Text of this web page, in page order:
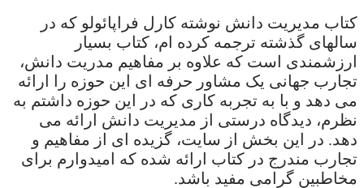
کتاب مدیریت دانش نوشته کارل فراپائولو که در
سالهای گذشته ترجمه کرده ام، کتاب بسیار
ارزشمندی است که علاوه بر مفاهیم مدریت دانش،
تجارب جهانی یک مشاور حرفه ای این حوزه را ارائه
می دهد و با به تجربه کاری که در این حوزه داشتم به
نظرم، دیدگاه درستی از مدیریت دانش ارائه می
دهد. در این بخش از سایت، گزیده ای از مفاهیم و
تجارب مندرج در کتاب ارائه شده که امیدوارم برای
مخاطبین گرامی مفید باشد.